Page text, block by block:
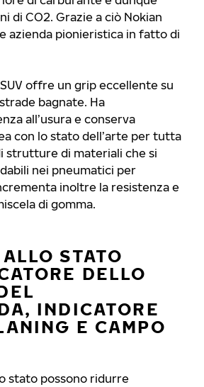
di CO2. Grazie a ciò Nokian
azienda pionieristica in fatto di
offre un grip eccellente su
bagnate. Ha
all’usura e conserva
con lo stato dell’arte per tutta
strutture di materiali che si
nei pneumatici per
inoltre la resistenza e
di gomma.
STATO
DELLO
INDICATORE
E CAMPO
stato possono ridurre